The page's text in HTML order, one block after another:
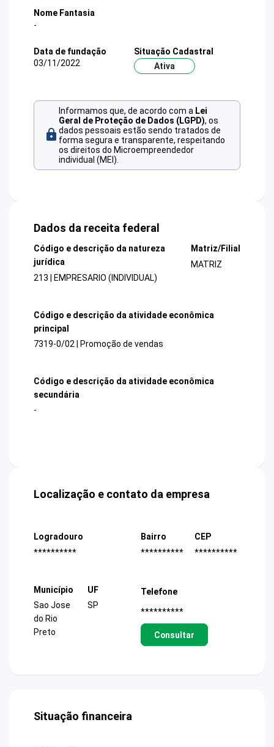
Nome Fantasia
-
Data de fundação
03/11/2022
Situação Cadastral
Ativa
Informamos que, de acordo com a Lei
Geral de Proteção de Dados (LGPD), os
dados pessoais estão sendo tratados de
forma segura e transparente, respeitando
os direitos do Microempreendedor
individual (MEI).
Dados da receita federal
Código e descrição da natureza
jurídica
213 | EMPRESARIO (INDIVIDUAL)
Matriz/Filial
MATRIZ
Código e descrição da atividade econômica
principal
7319-0/02 | Promoção de vendas
Código e descrição da atividade econômica
secundária
-
Localização e contato da empresa
Logradouro
**********
Bairro
**********
CEP
**********
Município
Sao Jose
do Rio
Preto
UF
SP
Telefone
**********
Consultar
Situação financeira